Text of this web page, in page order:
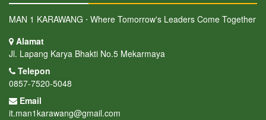
MAN 1 KARAWANG ⋅ Where Tomorrow's Leaders Come Together
Alamat
Jl. Lapang Karya Bhakti No.5 Mekarmaya
Telepon
0857-7520-5048
Email
it.man1karawang@gmail.com